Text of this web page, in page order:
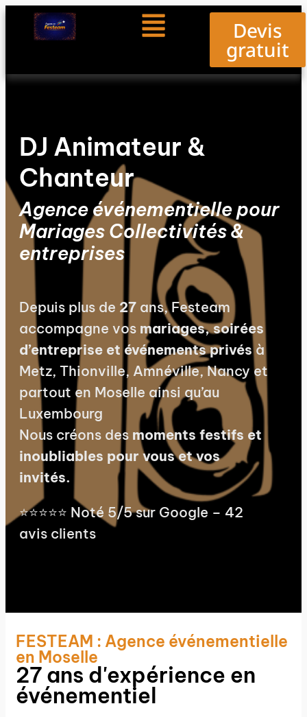
Devis
gratuit
DJ Animateur &
Chanteur
Agence événementielle pour
Mariages Collectivités &
entreprises
Depuis plus de 27 ans, Festeam
accompagne vos mariages, soirées
d’entreprise et événements privésà
Metz, Thionville, Amnéville, Nancy et
partout en Moselle ainsi qu’au
Luxembourg
Nous créons des moments festifs et
inoubliables pour vous et vos
invités.
⭐⭐⭐⭐⭐ Noté 5/5 sur Google – 42
avis clients
FESTEAM : Agence événementielle
en Moselle
27 ans d'expérience en
événementiel